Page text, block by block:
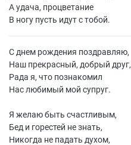
А удача, процветание
В ногу пусть идут с тобой.
С днем рождения поздравляю,
Наш прекрасный, добрый друг,
Рада я, что познакомил
Нас любимый мой супруг.
Я желаю быть счастливым,
Бед и горестей не знать,
Никогда не падать духом,